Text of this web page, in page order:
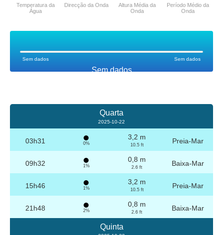
Sem dados
Sem dados Sem dados
Temperatura da
Água
Direcção da Onda
Altura Média da
Onda
Período Médio da
Onda
Quarta
2025-10-22
03h31 0%
3,2 m
10.5 ft Preia-Mar
09h32 1%
0,8 m
2.6 ft Baixa-Mar
15h46 1%
3,2 m
10.5 ft Preia-Mar
21h48 2%
0,8 m
2.6 ft Baixa-Mar
Quinta